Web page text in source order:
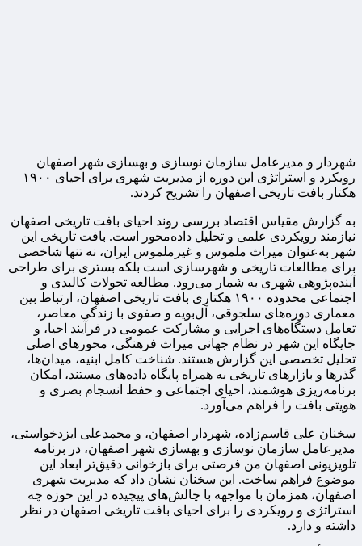
شهردار و مدیرعامل سازمان نوسازی و بهسازی شهر اصفهان
رویکرد و استراتژی این دوره از مدیریت شهری برای احیای ۱۹۰۰
هکتار بافت تاریخی اصفهان را تشریح کردند.
به گزارش مقیاس اقتصاد بررسی روند احیای بافت تاریخی اصفهان
نیازمند رویکردی علمی و تحلیل داده‌محور است. بافت تاریخی این
شهر به‌عنوان میراث ملموس و غیرملموس ایران، نه تنها شاخصی
برای مطالعات تاریخی و شهرسازی است بلکه بستری برای طراحی
آینده‌پژوهی شهری به شمار می‌رود. مطالعه تحولات کالبدی و
اجتماعی محدوده ۱۹۰۰ هکتاری بافت تاریخی اصفهان، ارتباط بین
معماری دوره‌های سلجوقی، آل‌بویه و صفوی با زندگی معاصر،
تعامل دستگاه‌های اجرایی و مشارکت عمومی در فرآیند احیا، و
جایگاه این شهر در نظام جهانی میراث فرهنگی، محورهای اصلی
تحلیل تخصصی این گزارش هستند. شناخت کامل ابنیه، میدان‌ها،
گذرها و بازارهای تاریخی به همراه پایگاه داده‌های مستند، امکان
برنامه‌ریزی هوشمند، احیای اجتماعی و حفظ انسجام بصری و
هویتی بافت را فراهم می‌آورد.
سخنان علی قاسم‌زاده، شهردار اصفهان، و محمدعلی ایزدخواستی،
مدیرعامل سازمان نوسازی و بهسازی شهر اصفهان، در برنامه
تلویزیونی اصفهان من فرصتی برای بازخوانی دقیق‌تر ابعاد این
موضوع فراهم ساخت. این سخنان نشان داد که مدیریت شهری
اصفهان، همزمان با مواجهه با چالش‌های پیچیده در این حوزه چه
استراتژی و رویکردی را برای احیای بافت تاریخی اصفهان در نظر
داشته و دارد.